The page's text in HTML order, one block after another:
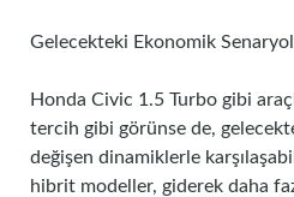
Gelecekteki Ekonomik
Honda Civic 1.5 Turbo gibi
tercih gibi görünse de,
değişen dinamiklerle
hibrit modeller, giderek daha